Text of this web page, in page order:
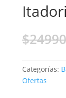
$24990
Categorías:
Ofertas